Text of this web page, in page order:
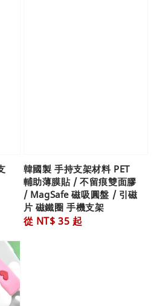
韓國製 手持支架材料 PET
輔助薄膜貼 / 不留痕雙面膠
/ MagSafe 磁吸圓盤 / 引磁
片 磁鐵圈 手機支架
Regular
從 NT$ 35 起